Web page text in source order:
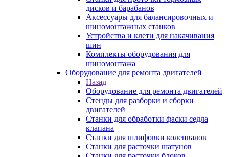
дисков и барабанов
Аксессуары для балансировочных и
шиномонтажных станков
Устройства и клети для накачивания
шин
Комплекты оборудования для
шиномонтажа
Оборудование для ремонта двигателей
Назад
Оборудование для ремонта двигателей
Стенды для разборки и сборки
двигателей
Станки для обработки фаски седла
клапана
Станки для шлифовки коленвалов
Станки для расточки шатунов